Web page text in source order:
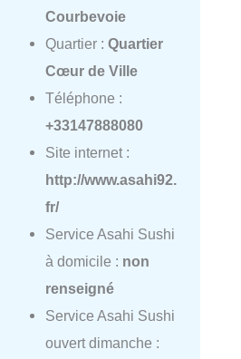
Courbevoie
Quartier : Quartier
Cœur de Ville
Téléphone :
+33147888080
Site internet :
http://www.asahi92.
fr/
Service Asahi Sushi
à domicile : non
renseigné
Service Asahi Sushi
ouvert dimanche :